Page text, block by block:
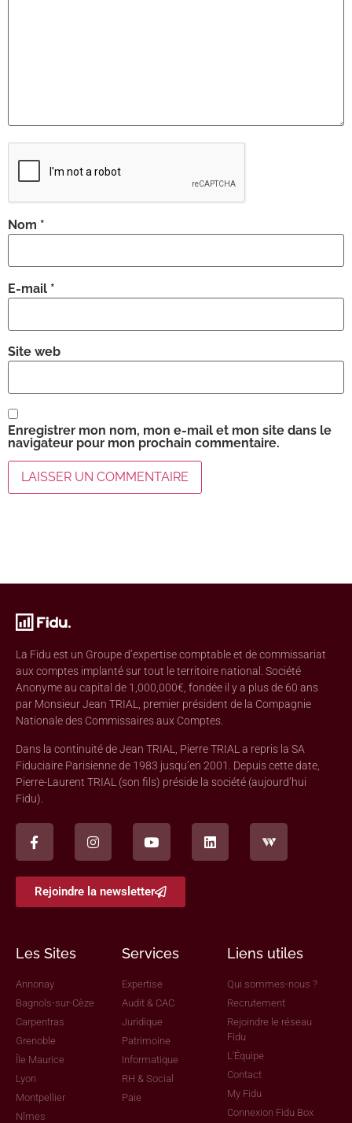
Nom *
E-mail *
Site web
Enregistrer mon nom, mon e-mail et mon site dans le
navigateur pour mon prochain commentaire.
La Fidu est un Groupe d’expertise comptable et de commissariat
aux comptes implanté sur tout le territoire national. Société
Anonyme au capital de 1,000,000€, fondée il y a plus de 60 ans
par Monsieur Jean TRIAL, premier président de la Compagnie
Nationale des Commissaires aux Comptes.
Dans la continuité de Jean TRIAL, Pierre TRIAL a repris la SA
Fiduciaire Parisienne de 1983 jusqu’en 2001. Depuis cette date,
Pierre-Laurent TRIAL (son fils) préside la société (aujourd’hui
Fidu).
Rejoindre la newsletter
Les Sites
Annonay
Bagnols-sur-Cèze
Carpentras
Grenoble
Île Maurice
Lyon
Montpellier
Nîmes
Services
Expertise
Audit & CAC
Juridique
Patrimoine
Informatique
RH & Social
Paie
Liens utiles
Qui sommes-nous ?
Recrutement
Rejoindre le réseau
Fidu
L'Équipe
Contact
My Fidu
Connexion Fidu Box